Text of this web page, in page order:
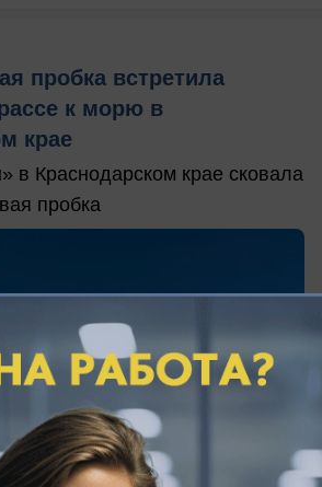
пробка встретила
к морю в
крае
в Краснодарском крае сковала
пробка